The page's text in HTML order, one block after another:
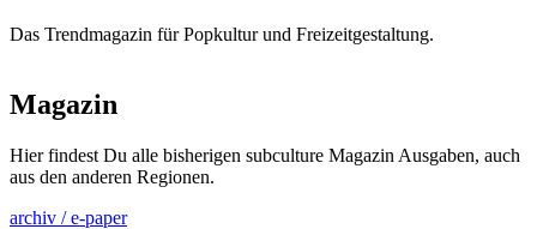
Das Trendmagazin für Popkultur und Freizeitgestaltung.
Magazin
Hier findest Du alle bisherigen subculture Magazin Ausgaben, auch
aus den anderen Regionen.
archiv / e-paper